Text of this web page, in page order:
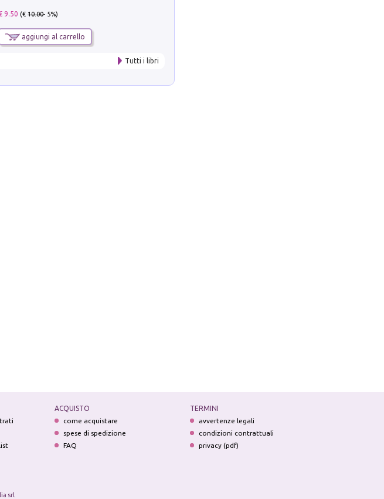
9.50 (€10.00- 5%)
aggiungi al carrello
Tutti i libri
ACQUISTO
come acquistare
spese di spedizione
FAQ
TERMINI
avvertenze legali
condizioni contrattuali
privacy (pdf)
srl